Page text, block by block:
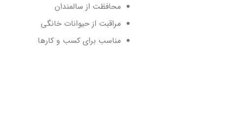
محافظت از سالمندان
مراقبت از حیوانات خانگی
مناسب برای کسب و کارها